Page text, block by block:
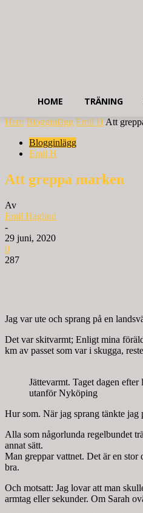
HOME TRÄNING
Hem Blogginlägg Emil H Att
Blogginlägg
Emil H
Att greppa marken
Av
Emil Haglind
-
29 juni, 2020
0
287
Jag var ute och sprang på en
Det var skitvarmt; Enligt mina
km av passet som var i skugga,
Jättevarmt. Taget dagen
utanför Nyköping
Hur som. När jag sprang tänkte jag
Alla som någorlunda regelbundet
annat sätt.
Man greppar vattnet. Det är en stor
bra.
Och motsatt: Jag lovar att man
armtag eller sekunder. Om Sarah